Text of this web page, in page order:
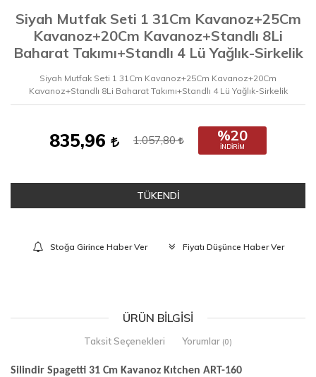
Siyah Mutfak Seti 1 31Cm Kavanoz+25Cm
Kavanoz+20Cm Kavanoz+Standlı 8Li
Baharat Takımı+Standlı 4 Lü Yağlık-Sirkelik
Siyah Mutfak Seti 1 31Cm Kavanoz+25Cm Kavanoz+20Cm
Kavanoz+Standlı 8Li Baharat Takımı+Standlı 4 Lü Yağlık-Sirkelik
835,96 1.057,80 %20
İNDIRIM
TÜKENDİ
Stoğa Girince Haber Ver Fiyatı Düşünce Haber Ver
ÜRÜN BILGISI
Taksit Seçenekleri Yorumlar (0)
Silindir Spagetti 31 Cm Kavanoz Kıtchen ART-160